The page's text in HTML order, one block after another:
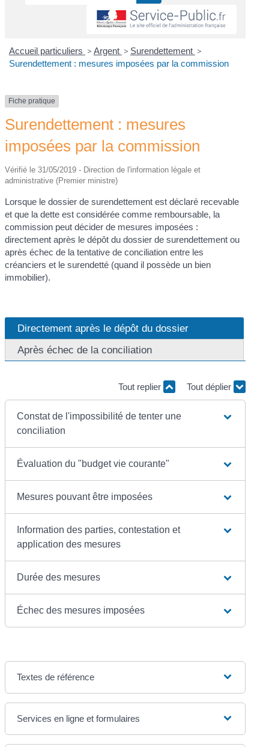
Accueil particuliers > Argent > Surendettement >
Surendettement : mesures imposées par la commission
Fiche pratique
Surendettement : mesures
imposées par la commission
Vérifié le 31/05/2019 - Direction de l'information légale et
administrative (Premier ministre)
Lorsque le dossier de surendettement est déclaré recevable
et que la dette est considérée comme remboursable, la
commission peut décider de mesures imposées :
directement après le dépôt du dossier de surendettement ou
après échec de la tentative de conciliation entre les
créanciers et le surendetté (quand il possède un bien
immobilier).
Directement après le dépôt du dossier
Après échec de la conciliation
Tout replier Tout déplier
Constat de l'impossibilité de tenter une
conciliation
Évaluation du "budget vie courante"
Mesures pouvant être imposées
Information des parties, contestation et
application des mesures
Durée des mesures
Échec des mesures imposées
Textes de référence
Services en ligne et formulaires